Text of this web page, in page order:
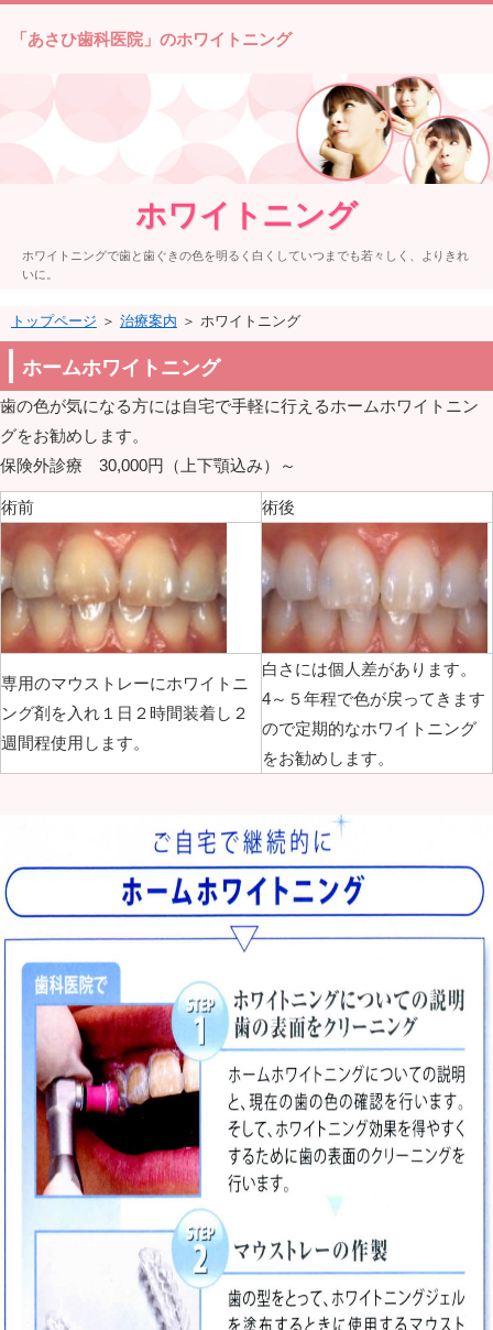
「あさひ歯科医院」のホワイトニング
ホワイトニング
ホワイトニングで歯と歯ぐきの色を明るく白くしていつまでも若々しく、よりきれ
いに。
トップページ ＞ 治療案内 ＞ ホワイトニング
ホームホワイトニング
歯の色が気になる方には自宅で手軽に行えるホームホワイトニン
グをお勧めします。
保険外診療 30,000円（上下顎込み）～
術前 術後
専用のマウストレーにホワイトニ
ング剤を入れ１日２時間装着し２
週間程使用します。
白さには個人差があります。
4～５年程で色が戻ってきます
ので定期的なホワイトニング
をお勧めします。